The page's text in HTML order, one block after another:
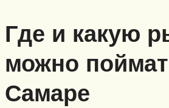
Где и какую
можно
Самаре